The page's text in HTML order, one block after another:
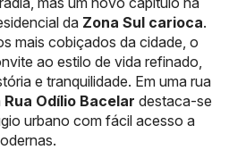
da Zona Sul carioca.
mais cobiçados da cidade, o
ao estilo de vida refinado,
e tranquilidade. Em uma rua
Rua Odílio Bacelar destaca-se
urbano com fácil acesso a